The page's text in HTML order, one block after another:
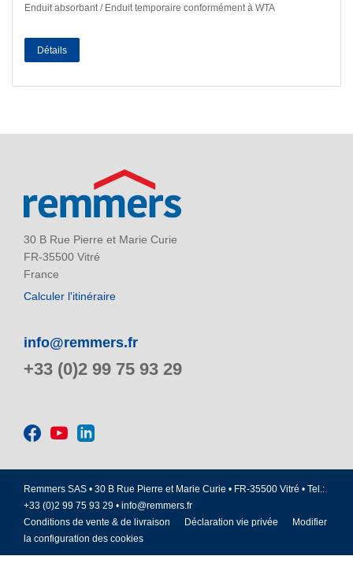
Enduit absorbant / Enduit temporaire conformément à WTA
Détails
30 B Rue Pierre et Marie Curie
FR-35500 Vitré
France
Calculer l'itinéraire
info@remmers.fr
+33 (0)2 99 75 93 29
Remmers SAS • 30 B Rue Pierre et Marie Curie • FR-35500 Vitré • Tel.:
+33 (0)2 99 75 93 29 • info@remmers.fr
Conditions de vente & de livraison
Déclaration vie privée
Modifier
la configuration des cookies